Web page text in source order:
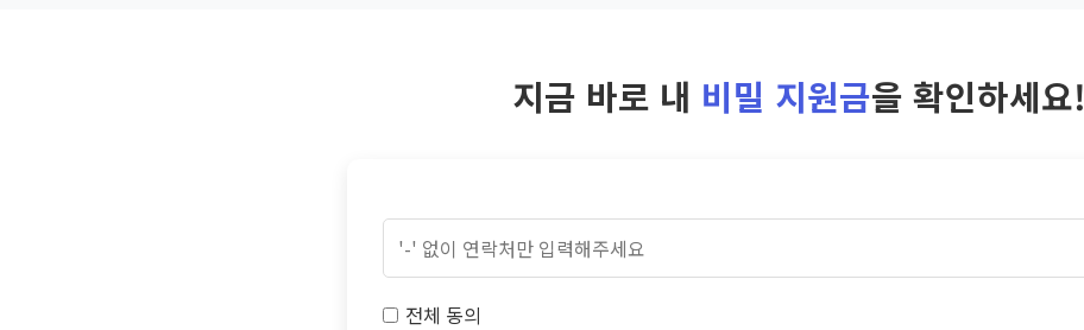
지금 바로 내 비밀 지원금을 확인하세요!
전체 동의